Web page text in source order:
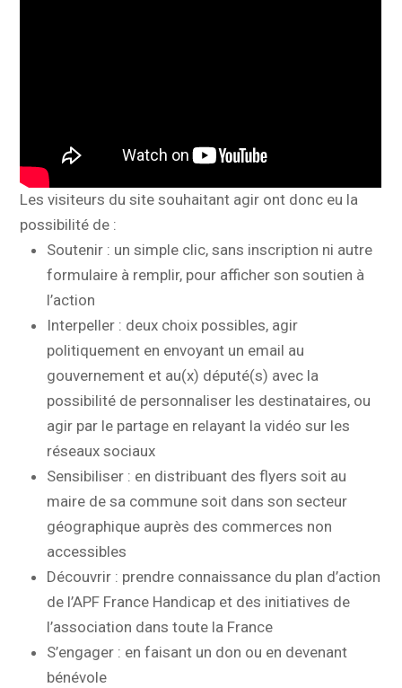
Les visiteurs du site souhaitant agir ont donc eu la
possibilité de :
Soutenir : un simple clic, sans inscription ni autre
formulaire à remplir, pour afficher son soutien à
l’action
Interpeller : deux choix possibles, agir
politiquement en envoyant un email au
gouvernement et au(x) député(s) avec la
possibilité de personnaliser les destinataires, ou
agir par le partage en relayant la vidéo sur les
réseaux sociaux
Sensibiliser : en distribuant des flyers soit au
maire de sa commune soit dans son secteur
géographique auprès des commerces non
accessibles
Découvrir : prendre connaissance du plan d’action
de l’APF France Handicap et des initiatives de
l’association dans toute la France
S’engager : en faisant un don ou en devenant
bénévole